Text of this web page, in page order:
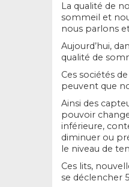
La qualité de
sommeil et
nous parlons
Aujourd’hui,
qualité de
Ces sociétés
peuvent que
Ainsi des
pouvoir
inférieure,
diminuer ou
le niveau de
Ces lits,
se déclencher